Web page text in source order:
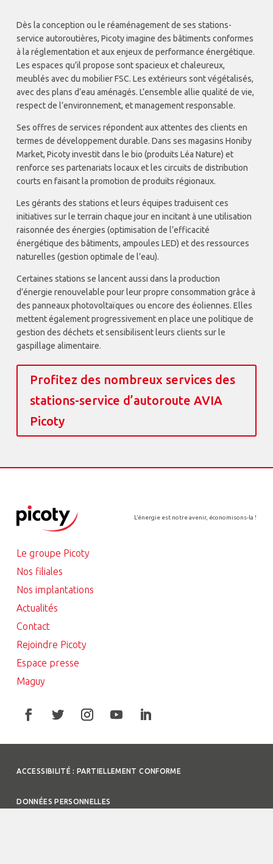
Dès la conception ou le réaménagement de ses stations-
service autoroutières, Picoty imagine des bâtiments conformes
à la réglementation et aux enjeux de performance énergétique.
Les espaces qu’il propose sont spacieux et chaleureux,
meublés avec du mobilier FSC. Les extérieurs sont végétalisés,
avec des plans d’eau aménagés. L’ensemble allie qualité de vie,
respect de l’environnement, et management responsable.
Ses offres de services répondent aux attentes des clients en
termes de développement durable. Dans ses magasins Honiby
Market, Picoty investit dans le bio (produits Léa Nature) et
renforce ses partenariats locaux et les circuits de distribution
courts en faisant la promotion de produits régionaux.
Les gérants des stations et leurs équipes traduisent ces
initiatives sur le terrain chaque jour en incitant à une utilisation
raisonnée des énergies (optimisation de l’efficacité
énergétique des bâtiments, ampoules LED) et des ressources
naturelles (gestion optimale de l’eau).
Certaines stations se lancent aussi dans la production
d’énergie renouvelable pour leur propre consommation grâce à
des panneaux photovoltaïques ou encore des éoliennes. Elles
mettent également progressivement en place une politique de
gestion des déchets et sensibilisent leurs clients sur le
gaspillage alimentaire.
Profitez des nombreux services des
stations-service d’autoroute AVIA
Picoty
L’énergie est notre avenir, économisons-la !
Le groupe Picoty
Nos filiales
Nos implantations
Actualités
Contact
Rejoindre Picoty
Espace presse
Maguy
ACCESSIBILITÉ : PARTIELLEMENT CONFORME
DONNÉES PERSONNELLES